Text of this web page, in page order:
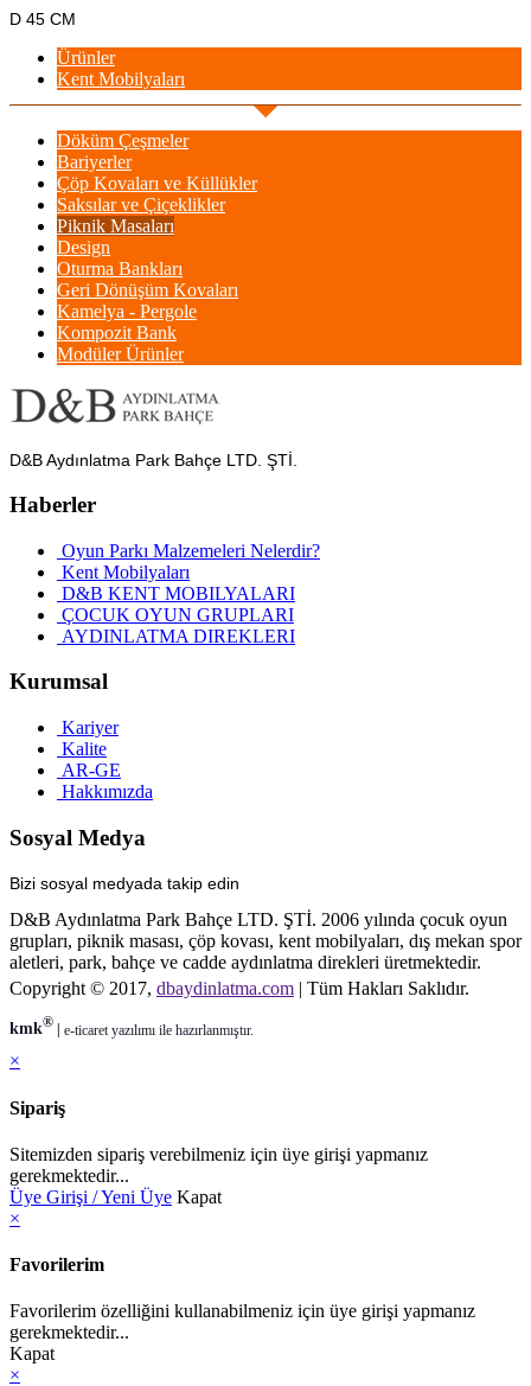
D 45 CM
Ürünler
Kent Mobilyaları
Döküm Çeşmeler
Bariyerler
Çöp Kovaları ve Küllükler
Saksılar ve Çiçeklikler
Piknik Masaları
Design
Oturma Bankları
Geri Dönüşüm Kovaları
Kamelya - Pergole
Kompozit Bank
Modüler Ürünler
D&B Aydınlatma Park Bahçe LTD. ŞTİ.
Haberler
Oyun Parkı Malzemeleri Nelerdir?
Kent Mobilyaları
D&B KENT MOBILYALARI
ÇOCUK OYUN GRUPLARI
AYDINLATMA DIREKLERI
Kurumsal
Kariyer
Kalite
AR-GE
Hakkımızda
Sosyal Medya
Bizi sosyal medyada takip edin
D&B Aydınlatma Park Bahçe LTD. ŞTİ. 2006 yılında çocuk oyun
grupları, piknik masası, çöp kovası, kent mobilyaları, dış mekan spor
aletleri, park, bahçe ve cadde aydınlatma direkleri üretmektedir.
Copyright © 2017, dbaydinlatma.com | Tüm Hakları Saklıdır.
kmk® e-ticaret yazılımı ile hazırlanmıştır.
×
Sipariş
Sitemizden sipariş verebilmeniz için üye girişi yapmanız
gerekmektedir...
Üye Girişi / Yeni Üye Kapat
×
Favorilerim
Favorilerim özelliğini kullanabilmeniz için üye girişi yapmanız
gerekmektedir...
Kapat
×